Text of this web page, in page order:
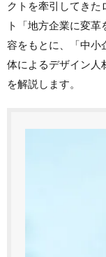
クトを牽引してきた
ト「地方企業に変
容をもとに、「中小
体によるデザイン人
を解説します。